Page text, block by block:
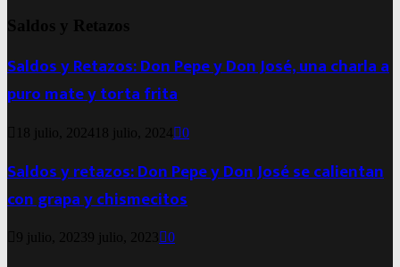
Saldos y Retazos
Saldos y Retazos: Don Pepe y Don José, una charla a
puro mate y torta frita
18 julio, 2024 18 julio, 2024 0
Saldos y retazos: Don Pepe y Don José se calientan
con grapa y chismecitos
9 julio, 20239 julio, 2023 0